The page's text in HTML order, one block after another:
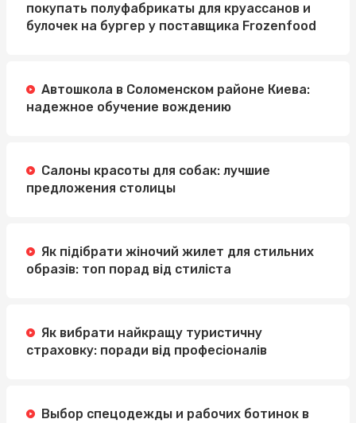
покупать полуфабрикаты для круассанов и
булочек на бургер у поставщика Frozenfood
Автошкола в Соломенском районе Киева:
надежное обучение вождению
Салоны красоты для собак: лучшие
предложения столицы
Як підібрати жіночий жилет для стильних
образів: топ порад від стиліста
Як вибрати найкращу туристичну
страховку: поради від професіоналів
Выбор спецодежды и рабочих ботинок в